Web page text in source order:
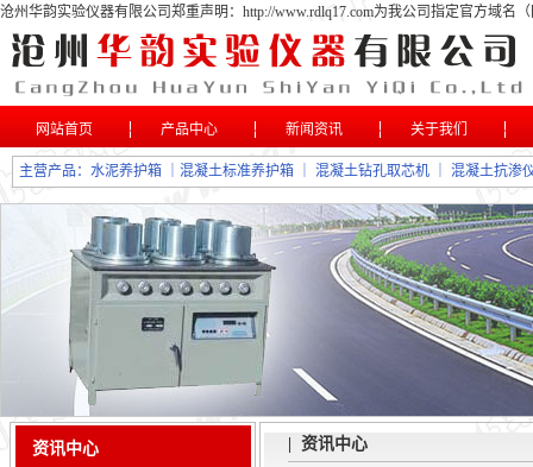
沧州华韵实验仪器有限公司郑重声明：http://www.rdlq17.com为我公司指定官方域名
网站首页 产品中心 新闻资讯 关于我们
主营产品： 水泥养护箱 混凝土标准养护箱 混凝土钻孔取芯机 混凝土抗渗
资讯中心 | 资讯中心